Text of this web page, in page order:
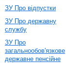
ЗУ Про відпустки
ЗУ Про державну
службу
ЗУ Про
загальнообов'язкове
державне пенсійне